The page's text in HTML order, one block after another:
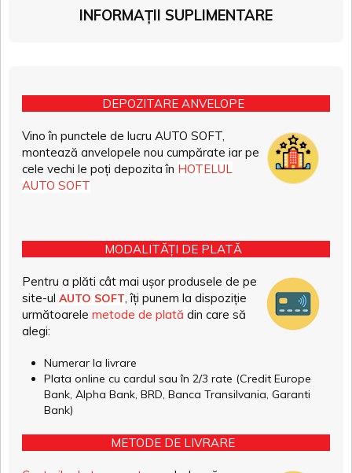
INFORMAȚII SUPLIMENTARE
DEPOZITARE ANVELOPE
Vino în punctele de lucru AUTO SOFT,
montează anvelopele nou cumpărate iar pe
cele vechi le poți depozita în HOTELUL
AUTO SOFT
MODALITĂȚI DE PLATĂ
Pentru a plăti cât mai ușor produsele de pe
site-ul AUTO SOFT , îți punem la dispoziție
următoarele metode de plată din care să
alegi:
Numerar la livrare
Plata online cu cardul sau în 2/3 rate (Credit Europe
Bank, Alpha Bank, BRD, Banca Transilvania, Garanti
Bank)
METODE DE LIVRARE